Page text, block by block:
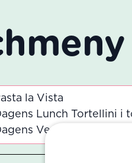
la Vista
Lunch Tortellini i
Vegetariska